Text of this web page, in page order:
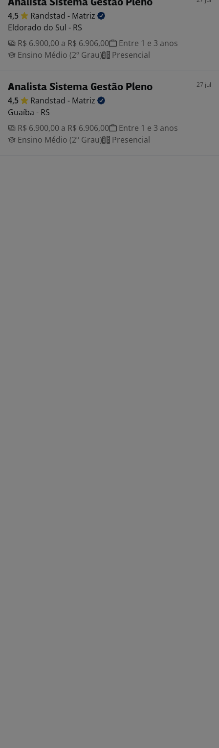
Analista Sistema Gestão Pleno
4,5 Randstad - Matriz
Eldorado do Sul - RS
R$ 6.900,00 a R$ 6.906,00
Entre 1 e 3 anos
Ensino Médio (2º Grau)
Presencial
Analista Sistema Gestão Pleno 27 jul
4,5 Randstad - Matriz
Guaíba - RS
R$ 6.900,00 a R$ 6.906,00
Entre 1 e 3 anos
Ensino Médio (2º Grau)
Presencial